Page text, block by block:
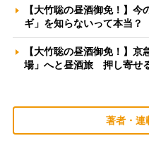
【大竹聡の昼酒御免！】
ギ」を知らないって本当
【大竹聡の昼酒御免！】
場」へと昼酒旅 押し寄せ
著者・連